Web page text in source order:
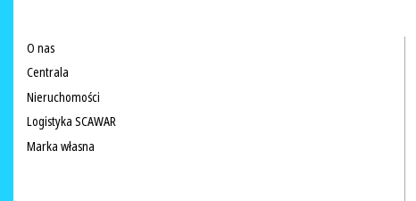
O nas
Centrala
Nieruchomości
Logistyka SCAWAR
Marka własna